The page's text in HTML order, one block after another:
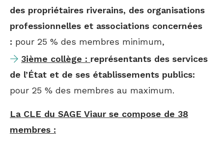
des propriétaires riverains, des organisations
professionnelles et associations concernées
: pour 25 % des membres minimum,
3ième collège : représentants des services
de l’État et de ses établissements publics:
pour 25 % des membres au maximum.
La CLE du SAGE Viaur se compose de 38
membres :